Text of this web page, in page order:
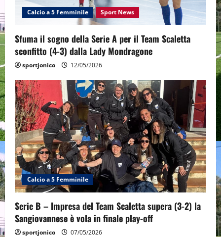
o
n
Calcio a 5 Femminile Sport News
Sfuma il sogno della Serie A per il Team Scaletta
sconfitto (4-3) dalla Lady Mondragone
sportjonico 12/05/2026
Calcio a 5 Femminile
Serie B – Impresa del Team Scaletta supera (3-2) la
Sangiovannese è vola in finale play-off
sportjonico 07/05/2026